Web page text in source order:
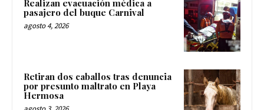
Realizan evacuación médica a
pasajero del buque Carnival
agosto 4, 2026
Retiran dos caballos tras denuncia
por presunto maltrato en Playa
Hermosa